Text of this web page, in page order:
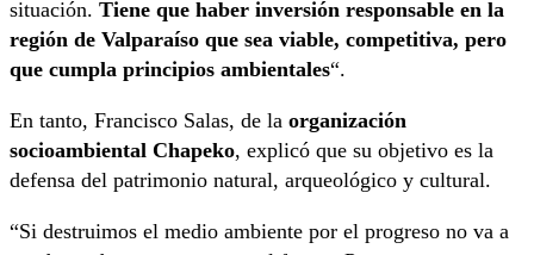
situación. Tiene que haber inversión responsable en la
región de Valparaíso que sea viable, competitiva, pero
que cumpla principios ambientales“.
En tanto, Francisco Salas, de la organización
socioambiental Chapeko, explicó que su objetivo es la
defensa del patrimonio natural, arqueológico y cultural.
“Si destruimos el medio ambiente por el progreso no va a